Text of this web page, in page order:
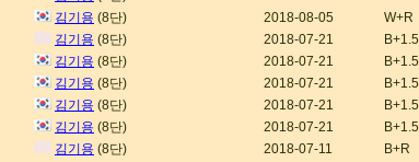
김기용 (8단) 2018-08-05
W+R
김기용 (8단) 2018-07-21
B+1.5
김기용 (8단) 2018-07-21
B+1.5
김기용 (8단) 2018-07-21
B+1.5
김기용 (8단) 2018-07-21
B+1.5
김기용 (8단) 2018-07-21
B+1.5
김기용 (8단) 2018-07-11
B+R